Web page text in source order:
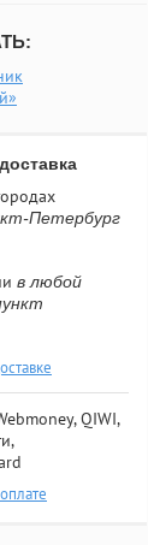
Петербург
в любой
QIWI,